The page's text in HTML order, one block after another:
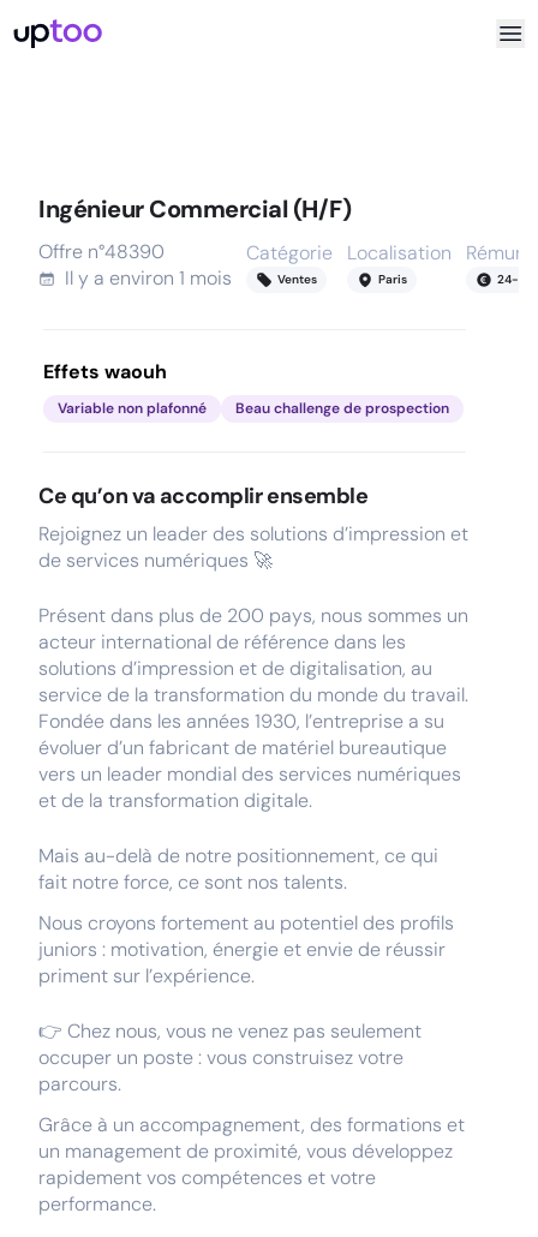
Ingénieur Commercial (H/F)
Offre n°48390
Il y a environ 1 mois
Catégorie
Ventes
Localisation
Paris 24-
Effets waouh
Variable non plafonné Beau challenge de prospection
Ce qu’on va accomplir ensemble
Rejoignez un leader des solutions d’impression et
de services numériques 🚀
Présent dans plus de 200 pays, nous sommes un
acteur international de référence dans les
solutions d’impression et de digitalisation, au
service de la transformation du monde du travail.
Fondée dans les années 1930, l’entreprise a su
évoluer d’un fabricant de matériel bureautique
vers un leader mondial des services numériques
et de la transformation digitale.
Mais au-delà de notre positionnement, ce qui
fait notre force, ce sont nos talents.
Nous croyons fortement au potentiel des profils
juniors : motivation, énergie et envie de réussir
priment sur l’expérience.
👉 Chez nous, vous ne venez pas seulement
occuper un poste : vous construisez votre
parcours.
Grâce à un accompagnement, des formations et
un management de proximité, vous développez
rapidement vos compétences et votre
performance.